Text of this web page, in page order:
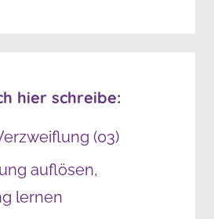
hier schreibe:
(03)
auflösen,
lernen